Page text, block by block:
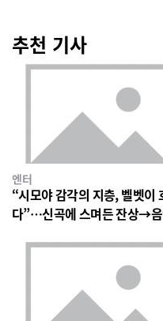
추천 기사
엔터
“시모야 감각의 지층, 벨벳이
다”…신곡에 스며든 잔상→